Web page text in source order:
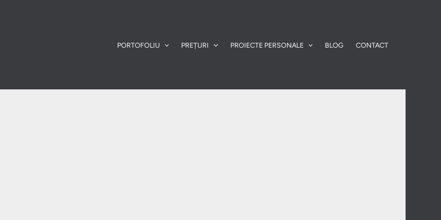
PORTOFOLIU PREȚURI PROIECTE PERSONALE BLOG CONTACT